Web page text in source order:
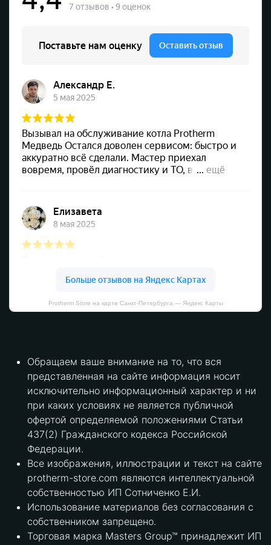
Protherm Store на карте Санкт‑Петербурга — Яндекс Карты
Обращаем ваше внимание на то, что вся
представленная на сайте информация носит
исключительно информационный характер и ни
при каких условиях не является публичной
офертой определяемой положениями Статьи
437(2) Гражданского кодекса Российской
Федерации.
Все изображения, иллюстрации и текст на сайте
protherm-store.com являются интеллектуальной
собственностью ИП Сотниченко Е.И.
Использование материалов без согласования с
собственником запрещено.
Торговая марка Masters Group™ принадлежит ИП